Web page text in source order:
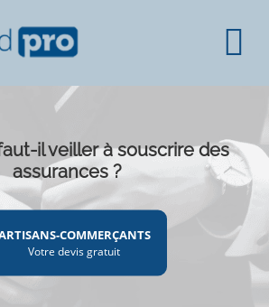
il veiller à souscrire des
assurances ?
COMMERÇANTS
Votre devis gratuit